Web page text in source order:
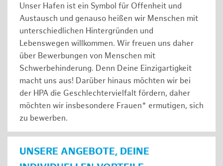
Unser Hafen ist ein Symbol für Offenheit und
Austausch und genauso heißen wir Menschen mit
unterschiedlichen Hintergründen und
Lebenswegen willkommen. Wir freuen uns daher
über Bewerbungen von Menschen mit
Schwerbehinderung. Denn Deine Einzigartigkeit
macht uns aus! Darüber hinaus möchten wir bei
der HPA die Geschlechtervielfalt fördern, daher
möchten wir insbesondere Frauen* ermutigen, sich
zu bewerben.
UNSERE ANGEBOTE, DEINE